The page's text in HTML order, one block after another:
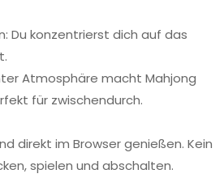
Du konzentrierst dich auf das
Atmosphäre macht Mahjong
für zwischendurch.
direkt im Browser genießen. Kein
spielen und abschalten.